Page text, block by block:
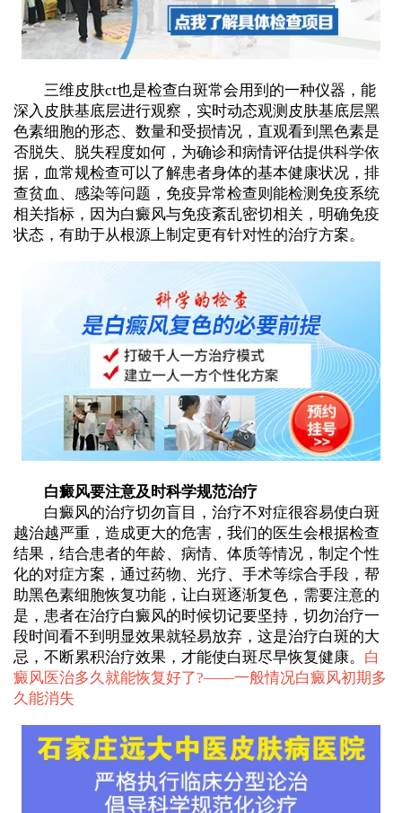
三维皮肤ct也是检查白斑常会用到的一种仪器，能
深入皮肤基底层进行观察，实时动态观测皮肤基底层黑
色素细胞的形态、数量和受损情况，直观看到黑色素是
否脱失、脱失程度如何，为确诊和病情评估提供科学依
据，血常规检查可以了解患者身体的基本健康状况，排
查贫血、感染等问题，免疫异常检查则能检测免疫系统
相关指标，因为白癜风与免疫紊乱密切相关，明确免疫
状态，有助于从根源上制定更有针对性的治疗方案。
白癜风要注意及时科学规范治疗
白癜风的治疗切勿盲目，治疗不对症很容易使白斑
越治越严重，造成更大的危害，我们的医生会根据检查
结果，结合患者的年龄、病情、体质等情况，制定个性
化的对症方案，通过药物、光疗、手术等综合手段，帮
助黑色素细胞恢复功能，让白斑逐渐复色，需要注意的
是，患者在治疗白癜风的时候切记要坚持，切勿治疗一
段时间看不到明显效果就轻易放弃，这是治疗白斑的大
忌，不断累积治疗效果，才能使白斑尽早恢复健康。 白
癜风医治多久就能恢复好了?——一般情况白癜风初期多
久能消失